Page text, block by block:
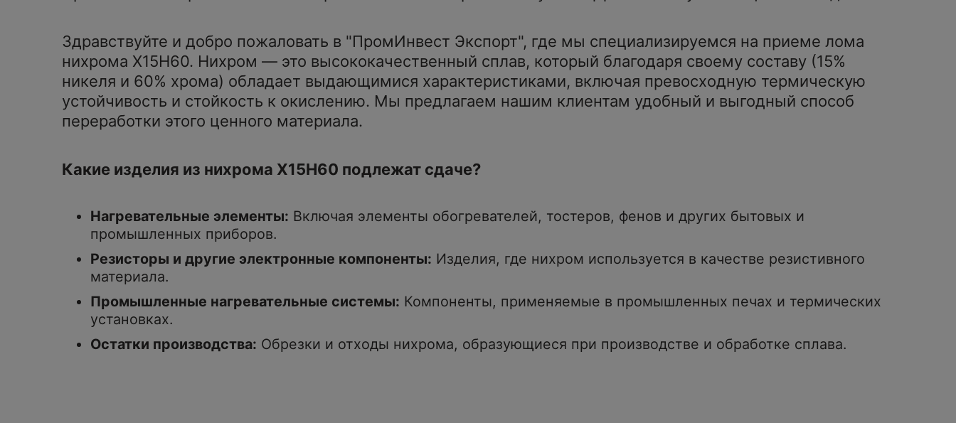
Здравствуйте и добро пожаловать в "ПромИнвест Экспорт", где мы специализируемся на приеме лома
нихрома Х15Н60. Нихром — это высококачественный сплав, который благодаря своему составу (15%
никеля и 60% хрома) обладает выдающимися характеристиками, включая превосходную термическую
устойчивость и стойкость к окислению. Мы предлагаем нашим клиентам удобный и выгодный способ
переработки этого ценного материала.
Какие изделия из нихрома Х15Н60 подлежат сдаче?
Нагревательные элементы: Включая элементы обогревателей, тостеров, фенов и других бытовых и
промышленных приборов.
Резисторы и другие электронные компоненты: Изделия, где нихром используется в качестве резистивного
материала.
Промышленные нагревательные системы: Компоненты, применяемые в промышленных печах и термических
установках.
Остатки производства: Обрезки и отходы нихрома, образующиеся при производстве и обработке сплава.